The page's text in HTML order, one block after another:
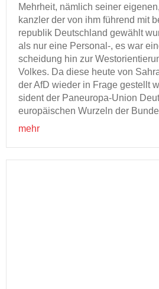
Mehr­heit, näm­lich sei­ner
kanz­ler der von ihm füh­rend mit
re­pu­blik Deutsch­land ge­wählt
als nur eine Personal-​, es war
schei­dung hin zur
Vol­kes. Da diese heute von
der AfD wie­der in Frage ge­stellt
si­dent der Paneuropa-​Union
eu­ro­päi­schen Wur­zeln der
mehr